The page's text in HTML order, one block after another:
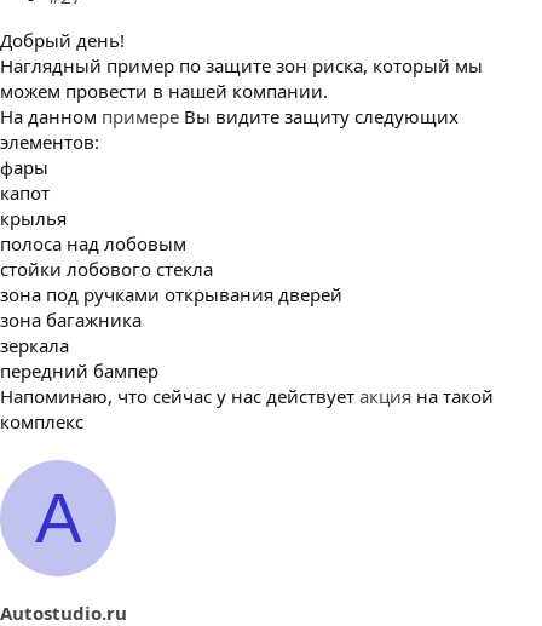
Добрый день!
Наглядный пример по защите зон риска, который мы
можем провести в нашей компании.
На данном примере Вы видите защиту следующих
элементов:
фары
капот
крылья
полоса над лобовым
стойки лобового стекла
зона под ручками открывания дверей
зона багажника
зеркала
передний бампер
Напоминаю, что сейчас у нас действует акция на такой
комплекс
A
Autostudio.ru